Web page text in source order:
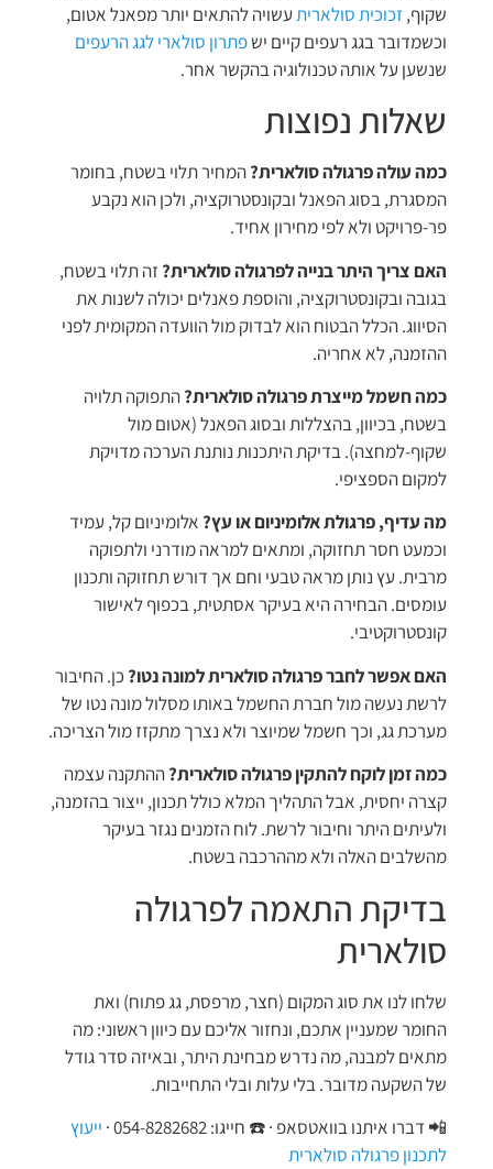
שקוף,זכוכית סולאריתעשויה להתאים יותר מפאנל אטום,
וכשמדובר בגג רעפים קיים ישפתרון סולארי לגג הרעפים
שנשען על אותה טכנולוגיה בהקשר אחר.
שאלות נפוצות
כמה עולה פרגולה סולארית?המחיר תלוי בשטח, בחומר
המסגרת, בסוג הפאנל ובקונסטרוקציה, ולכן הוא נקבע
פר-פרויקט ולא לפי מחירון אחיד.
האם צריך היתר בנייה לפרגולה סולארית?זה תלוי בשטח,
בגובה ובקונסטרוקציה, והוספת פאנלים יכולה לשנות את
הסיווג. הכלל הבטוח הוא לבדוק מול הוועדה המקומית לפני
ההזמנה, לא אחריה.
כמה חשמל מייצרת פרגולה סולארית?התפוקה תלויה
בשטח, בכיוון, בהצללות ובסוג הפאנל (אטום מול
שקוף-למחצה). בדיקת היתכנות נותנת הערכה מדויקת
למקום הספציפי.
מה עדיף, פרגולת אלומיניום או עץ? אלומיניום קל, עמיד
וכמעט חסר תחזוקה, ומתאים למראה מודרני ולתפוקה
מרבית. עץ נותן מראה טבעי וחם אך דורש תחזוקה ותכנון
עומסים. הבחירה היא בעיקר אסתטית, בכפוף לאישור
קונסטרוקטיבי.
האם אפשר לחבר פרגולה סולארית למונה נטו? כן. החיבור
לרשת נעשה מול חברת החשמל באותו מסלול מונה נטו של
מערכת גג, וכך חשמל שמיוצר ולא נצרך מתקזז מול הצריכה.
כמה זמן לוקח להתקין פרגולה סולארית?ההתקנה עצמה
קצרה יחסית, אבל התהליך המלא כולל תכנון, ייצור בהזמנה,
ולעיתים היתר וחיבור לרשת. לוח הזמנים נגזר בעיקר
מהשלבים האלה ולא מההרכבה בשטח.
בדיקת התאמה לפרגולה
סולארית
שלחו לנו את סוג המקום (חצר, מרפסת, גג פתוח) ואת
החומר שמעניין אתכם, ונחזור אליכם עם כיוון ראשוני: מה
מתאים למבנה, מה נדרש מבחינת היתר, ובאיזה סדר גודל
של השקעה מדובר. בלי עלות ובלי התחייבות.
📲 דברו איתנו בוואטסאפ · ☎️ חייגו: 054-8282682 ·
ייעוץ
לתכנון פרגולה סולארית